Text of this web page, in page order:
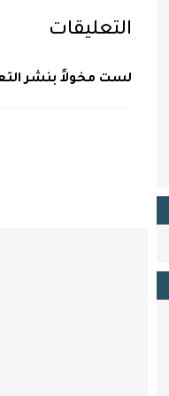
التعليقات
لست مخولاً بنشر